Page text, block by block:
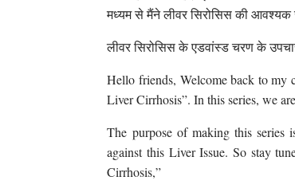
मध्यम से मैंने लीवर सिरोसिस की आवश्यक
लीवर सिरोसिस के एडवांस्ड चरण के
Hello friends, Welcome back to my
Liver Cirrhosis”. In this series, we
The purpose of making this series
against this Liver Issue. So stay
Cirrhosis,”